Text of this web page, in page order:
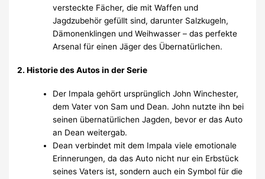
versteckte Fächer, die mit Waffen und
Jagdzubehör gefüllt sind, darunter Salzkugeln,
Dämonenklingen und Weihwasser – das perfekte
Arsenal für einen Jäger des Übernatürlichen.
2. Historie des Autos in der Serie
Der Impala gehört ursprünglich John Winchester,
dem Vater von Sam und Dean. John nutzte ihn bei
seinen übernatürlichen Jagden, bevor er das Auto
an Dean weitergab.
Dean verbindet mit dem Impala viele emotionale
Erinnerungen, da das Auto nicht nur ein Erbstück
seines Vaters ist, sondern auch ein Symbol für die